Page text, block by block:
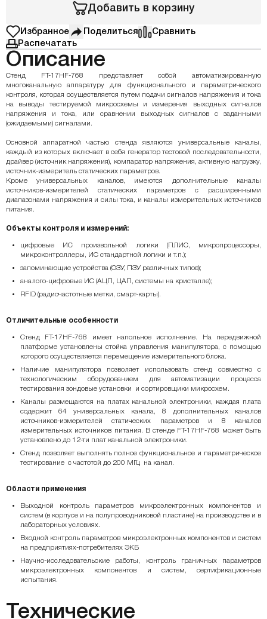
Добавить в корзину
Избранное Поделиться
Сравнить
Распечатать
Описание
Стенд FT-17HF-768 представляет собой автоматизированную
многоканальную аппаратуру для функционального и параметрического
контроля, которая осуществляется путем подачи сигналов напряжения и тока
на выводы тестируемой микросхемы и измерения выходных сигналов
напряжения и тока, или сравнении выходных сигналов с заданными
(ожидаемыми) сигналами.
Основной аппаратной частью стенда являются универсальные каналы,
каждый из которых включает в себя генератор тестовой последовательности,
драйвер (источник напряжения), компаратор напряжения, активную нагрузку,
источник-измеритель статических параметров.
Кроме универсальных каналов, имеются дополнительные каналы
источников-измерителей статических параметров с расширенными
диапазонами напряжения и силы тока, и каналы измерительных источников
питания.
Объекты контроля и измерений:
цифровые ИС произвольной логики (ПЛИС, микропроцессоры,
микроконтроллеры, ИС стандартной логики и т.п.);
запоминающие устройства (ОЗУ, ПЗУ различных типов);
аналого-цифровые ИС (АЦП, ЦАП, системы на кристалле);
RFID (радиочастотные метки, смарт-карты).
Отличительные особенности
Стенд FT-17HF-768 имеет напольное исполнение. На передвижной
платформе установлены стойка управления манипулятора, с помощью
которого осуществляется перемещение измерительного блока.
Наличие манипулятора позволяет использовать стенд совместно с
технологическим оборудованием для автоматизации процесса
тестирования зондовые установки и сортировщики микросхем.
Каналы размещаются на платах канальной электроники, каждая плата
содержит 64 универсальных канала, 8 дополнительных каналов
источников-измерителей статических параметров и 8 каналов
измерительных источников питания. В стенде FT-17HF-768 может быть
установлено до 12-ти плат канальной электроники.
Стенд позволяет выполнять полное функциональное и параметрическое
тестирование с частотой до 200 МГц на канал.
Области применения
Выходной контроль параметров микроэлектронных компонентов и
систем (в корпусе и на полупроводниковой пластине) на производстве и в
лабораторных условиях.
Входной контроль параметров микроэлектронных компонентов и систем
на предприятиях-потребителях ЭКБ
Научно-исследовательские работы, контроль граничных параметров
микроэлектронных компонентов и систем, сертификационные
испытания.
Технические